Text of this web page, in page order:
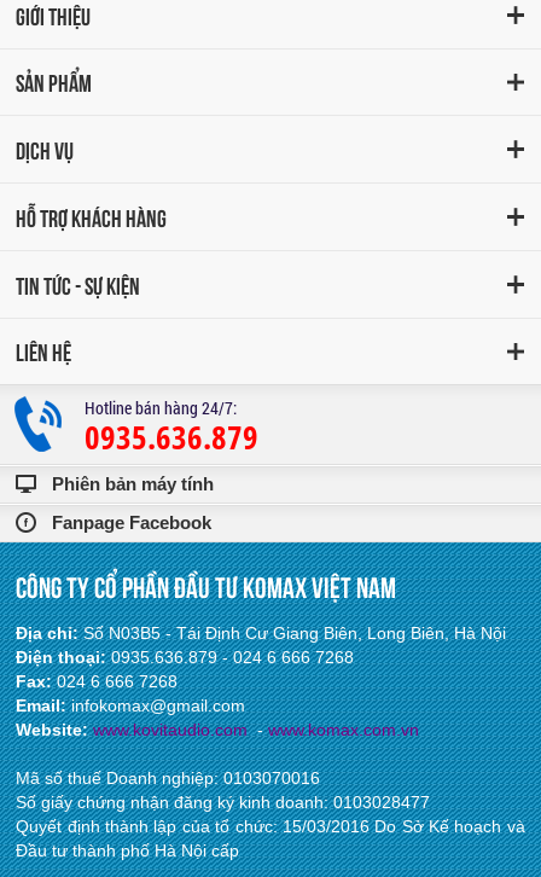
GIỚI THIỆU
SẢN PHẨM
DỊCH VỤ
HỖ TRỢ KHÁCH HÀNG
TIN TỨC - SỰ KIỆN
LIÊN HỆ
Hotline bán hàng 24/7:
0935.636.879
Phiên bản máy tính
Fanpage Facebook
CÔNG TY CỔ PHẦN ĐẦU TƯ KOMAX VIỆT NAM
Địa chỉ:Số N03B5 - Tái Định Cư Giang Biên, Long Biên, Hà Nội
Điện thoại:0935.636.879 - 024 6 666 7268
Fax: 024 6 666 7268
Email:infokomax@gmail.com
Website: www.kovitaudio.com-www.komax.com.vn
Mã số thuế Doanh nghiệp: ‎0103070016
Số giấy chứng nhận đăng ký kinh doanh: ‎0103028477
Quyết định thành lập của tổ chức: 15/03/2016 Do Sở Kế hoạch và
Đầu tư thành phố Hà Nội cấp